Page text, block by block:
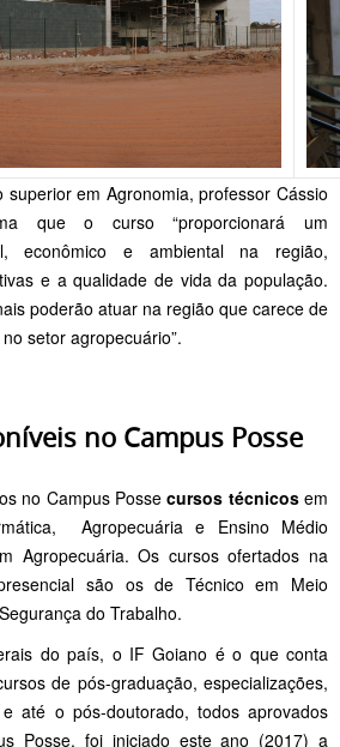
em Agronomia, professor Cássio
que o curso “proporcionará um
econômico e ambientalna região,
e a qualidade de vida da população.
poderão atuar na região que carece de
setor agropecuário”.
no Campus Posse
no Campus Possecursos técnicosem
Agropecuária e Ensino Médio
Agropecuária. Os cursos ofertados na
são os de Técnico em Meio
do Trabalho.
do país, o IF Goiano é o que conta
de pós-graduação, especializações,
até o pós-doutorado, todos aprovados
Posse, foi iniciado este ano (2017) a